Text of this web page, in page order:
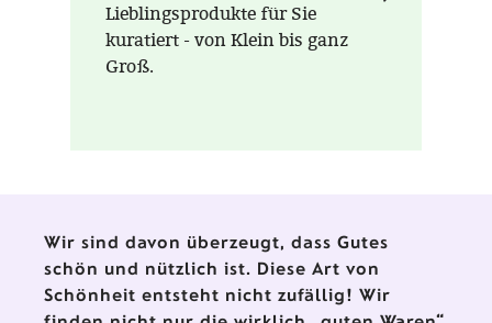
Lieblingsprodukte für Sie
kuratiert - von Klein bis ganz
Groß.
Wir sind davon überzeugt, dass Gutes
schön und nützlich ist. Diese Art von
Schönheit entsteht nicht zufällig! Wir